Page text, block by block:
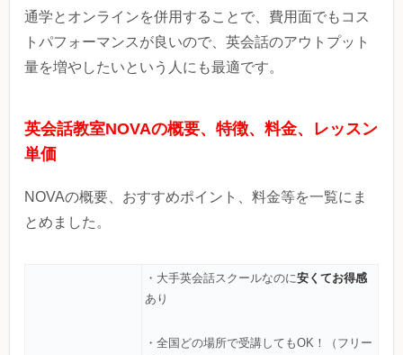
通学とオンラインを併用することで、費用面でもコス
トパフォーマンスが良いので、英会話のアウトプット
量を増やしたいという人にも最適です。
英会話教室NOVAの概要、特徴、料金、レッスン
単価
NOVAの概要、おすすめポイント、料金等を一覧にま
とめました。
・大手英会話スクールなのに安くてお得感
あり
・全国どの場所で受講してもOK！（フリー